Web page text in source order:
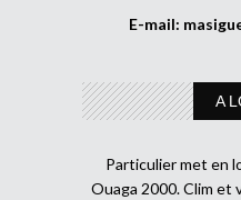
E-mail:
A
Particulier met en
Ouaga 2000. Clim et